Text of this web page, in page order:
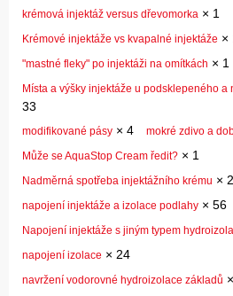
krémová injektáž versus dřevomorka × 1
Krémové injektáže vs kvapalné injektáže ×
"mastné fleky" po injektáži na omítkách × 1
Místa a výšky injektáže u podsklepeného
33
modifikované pásy × 4 mokré zdivo a
Může se AquaStop Cream ředit? × 1
Nadměrná spotřeba injektážního krému × 2
napojení injektáže a izolace podlahy × 56
Napojení injektáže s jiným typem
napojení izolace × 24
navržení vodorovné hydroizolace základů ×